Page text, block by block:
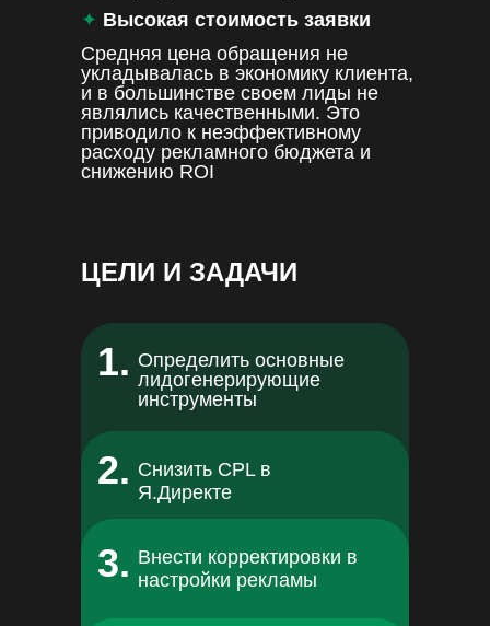
Средняя цена обращения не
укладывалась в экономику клиента,
и в большинстве своем лиды не
являлись качественными. Это
приводило к неэффективному
расходу рекламного бюджета и
снижению ROI
✦ Высокая стоимость заявки
1.
2.
3.
ЦЕЛИ И ЗАДАЧИ
Определить основные
лидогенерирующие
инструменты
Снизить CPL в
Я.Директе
Внести корректировки в
настройки рекламы